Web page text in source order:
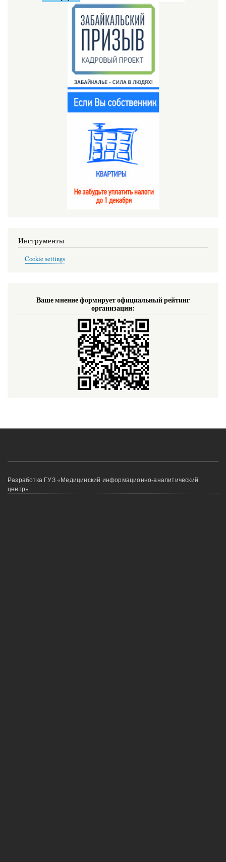
Инструменты
Cookie settings
Ваше мнение формирует официальный рейтинг
организации:
Меню
в
Разработка ГУЗ «Медицинский информационно-аналитический
центр»